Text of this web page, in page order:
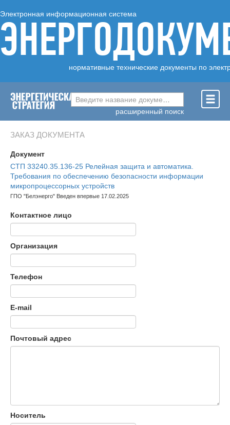
Электронная информационная система
нормативные технические документы по
Введите название документа ...
расширенный поиск
ЗАКАЗ ДОКУМЕНТА
Документ
СТП 33240.35.136-25 Релейная защита и автоматика.
Требования по обеспечению безопасности информации
микропроцессорных устройств
ГПО "Белэнерго" Введен впервые 17.02.2025
Контактное лицо
Организация
Телефон
E-mail
Почтовый адрес
Носитель